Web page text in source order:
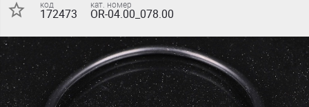
код
172473
кат. номер
OR-04.00_078.00